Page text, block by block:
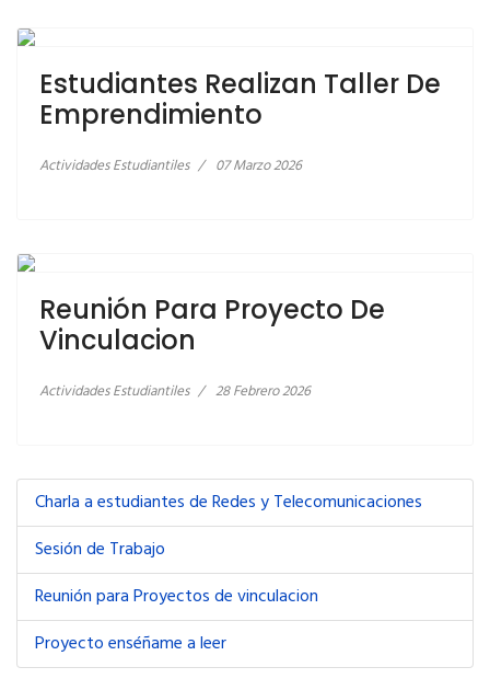
Estudiantes Realizan Taller De
Emprendimiento
Actividades Estudiantiles 07 Marzo 2026
Reunión Para Proyecto De
Vinculacion
Actividades Estudiantiles 28 Febrero 2026
Charla a estudiantes de Redes y Telecomunicaciones
Sesión de Trabajo
Reunión para Proyectos de vinculacion
Proyecto enséñame a leer